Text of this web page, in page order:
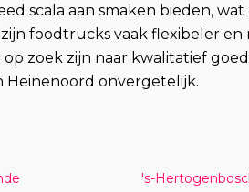
scala aan smaken bieden,
foodtrucks vaak flexibeler
zoek zijn naar kwalitatief
Heinenoord onvergetelijk.
's-